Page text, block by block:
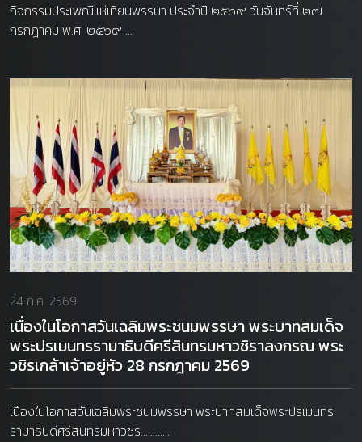
กิจกรรมประเพณีแห่เทียนพรรษา ประจำปี ๒๕๖๙ วันจันทร์ที่ ๒๗
กรกฎาคม พ.ศ. ๒๕๖๙ ...
24 ก.ค. 2569
เนื่องในโอกาสวันเฉลิมพระชนมพรรษา พระบาทสมเด็จ
พระปรเมนทรรามาธิบดีศรีสินทรมหาวชิราลงกรณ พระ
วชิรเกล้าเจ้าอยู่หัว 28 กรกฎาคม 2569
เนื่องในโอกาสวันเฉลิมพระชนมพรรษา พระบาทสมเด็จพระปรเมนทร
รามาธิบดีศรีสินทรมหาวชิร............